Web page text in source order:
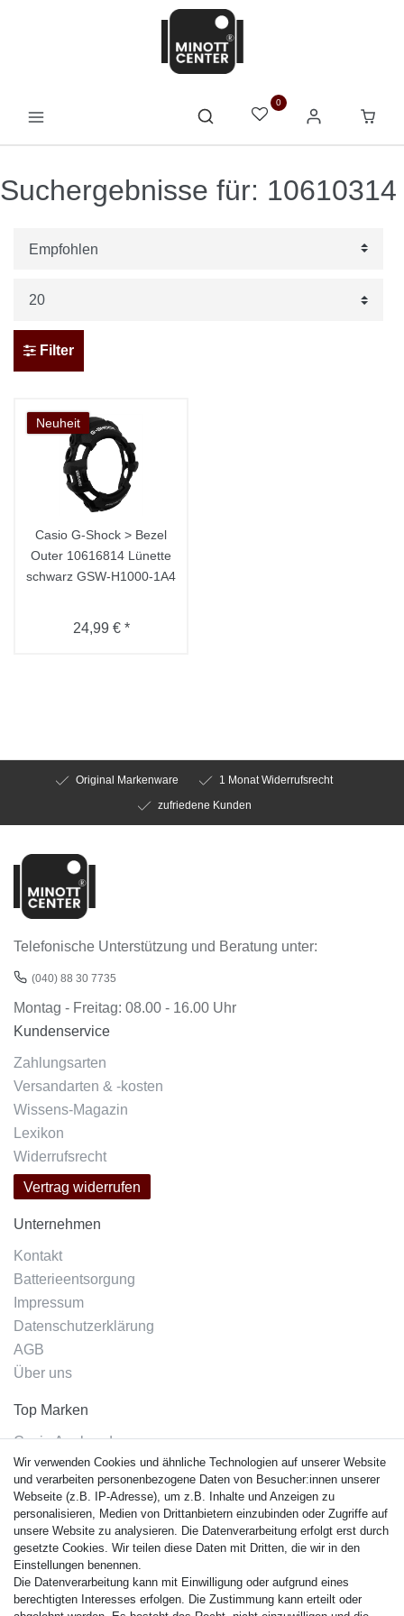
0
Suchergebnisse für: 10610314
Filter
Neuheit
Casio G-Shock > Bezel
Outer 10616814 Lünette
schwarz GSW-H1000-1A4
24,99 € *
Original Markenware
1 Monat Widerrufsrecht
zufriedene Kunden
Telefonische Unterstützung und Beratung unter:
(040) 88 30 7735
Montag - Freitag: 08.00 - 16.00 Uhr
Kundenservice
Zahlungsarten
Versandarten & -kosten
Wissens-Magazin
Lexikon
Widerrufsrecht
Vertrag widerrufen
Unternehmen
Kontakt
Batterieentsorgung
Impressum
Datenschutzerklärung
AGB
Über uns
Top Marken
Casio Armband
Festina Armband
Citizen Armband
M. Lacroix Armband
J. Lemans Armband
Uhrenarmbänder - Alle
Sicherheit
Wir verwenden Cookies und ähnliche Technologien auf unserer Website
und verarbeiten personenbezogene Daten von Besucher:innen unserer
Webseite (z.B. IP-Adresse), um z.B. Inhalte und Anzeigen zu
personalisieren, Medien von Drittanbietern einzubinden oder Zugriffe auf
unsere Website zu analysieren. Die Datenverarbeitung erfolgt erst durch
gesetzte Cookies. Wir teilen diese Daten mit Dritten, die wir in den
Einstellungen benennen.
Die Datenverarbeitung kann mit Einwilligung oder aufgrund eines
berechtigten Interesses erfolgen. Die Zustimmung kann erteilt oder